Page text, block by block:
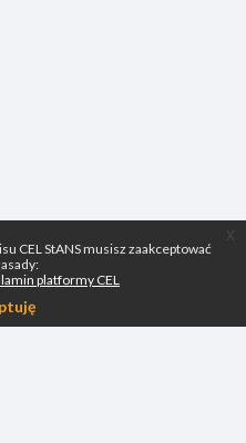
CEL StANS musisz zaakceptować
platformy CEL